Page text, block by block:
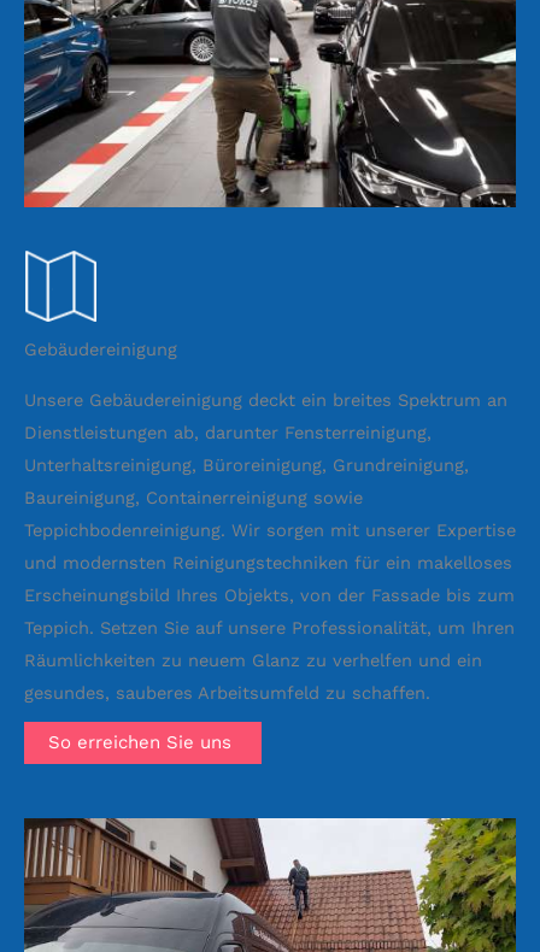
Gebäudereinigung
Unsere Gebäudereinigung deckt ein breites Spektrum an
Dienstleistungen ab, darunter Fensterreinigung,
Unterhaltsreinigung, Büroreinigung, Grundreinigung,
Baureinigung, Containerreinigung sowie
Teppichbodenreinigung. Wir sorgen mit unserer Expertise
und modernsten Reinigungstechniken für ein makelloses
Erscheinungsbild Ihres Objekts, von der Fassade bis zum
Teppich. Setzen Sie auf unsere Professionalität, um Ihren
Räumlichkeiten zu neuem Glanz zu verhelfen und ein
gesundes, sauberes Arbeitsumfeld zu schaffen.
So erreichen Sie uns